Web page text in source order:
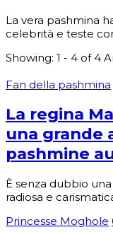
La vera pashmina
celebrità e teste
Showing: 1 - 4 of 4
Fan della pashmina
La regina
una grande
pashmine
È senza dubbio
radiosa e
Princesse Moghole